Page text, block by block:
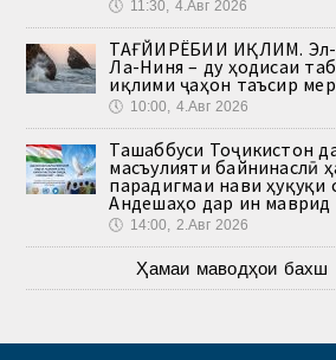
🕔 11:30, 4.Авг 2026
ТАҒЙИРЁБИИ ИҚЛИМ.
Ла-Ниня – ду ҳодисаи
иқлими ҷаҳон таъсир
🕔 10:00, 4.Авг 2026
Ташаббуси Тоҷикистон
масъулияти байнинаслӣ
парадигмаи нави ҳуқуқи
Андешаҳо дар ин маврид
🕔 14:00, 2.Авг 2026
Ҳамаи маводҳои бахш